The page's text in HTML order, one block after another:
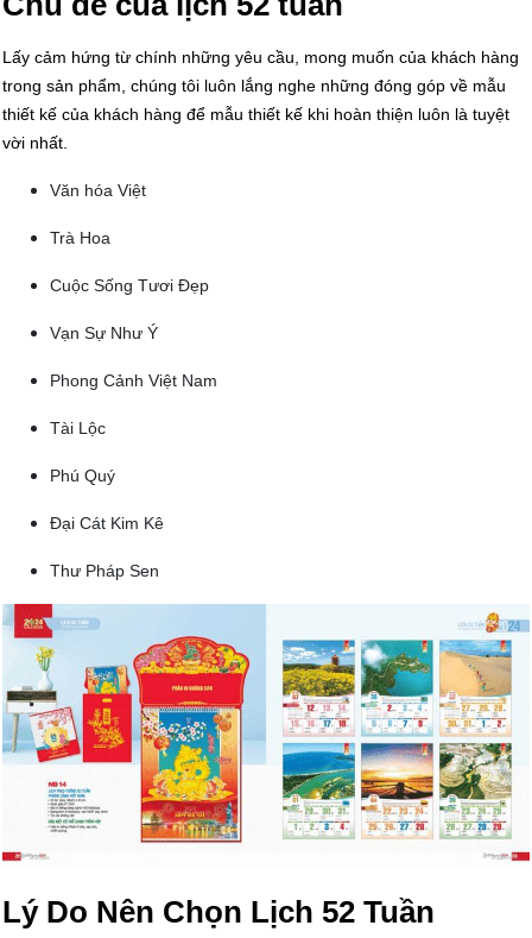
Lấy cảm hứng từ chính những yêu cầu, mong muốn của khách hàng
trong sản phẩm, chúng tôi luôn lắng nghe những đóng góp về mẫu
thiết kế của khách hàng để mẫu thiết kế khi hoàn thiện luôn là tuyệt
vời nhất.
Văn hóa Việt
Trà Hoa
Cuộc Sống Tươi Đẹp
Vạn Sự Như Ý
Phong Cảnh Việt Nam
Tài Lộc
Phú Quý
Đại Cát Kim Kê
Thư Pháp Sen
Lý Do Nên Chọn Lịch 52 Tuần